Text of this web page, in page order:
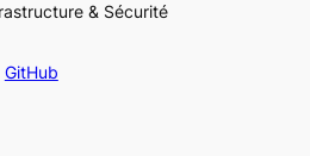
& Sécurité
GitHub